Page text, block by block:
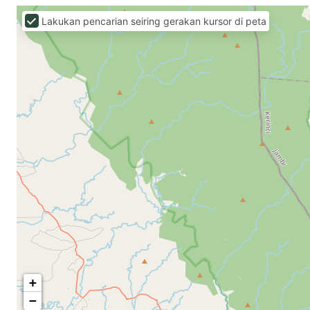
+
−
Lakukan pencarian seiring gerakan kursor di peta